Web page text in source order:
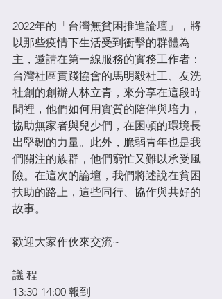
2022年的「台灣無貧困推進論壇」，將
以那些疫情下生活受到衝擊的群體為
主，邀請在第一線服務的實務工作者：
台灣社區實踐協會的馬明毅社工、友洗
社創的創辦人林立青，來分享在這段時
間裡，他們如何用實質的陪伴與培力，
協助無家者與兒少們，在困頓的環境長
出堅韌的力量。此外，脆弱青年也是我
們關注的族群，他們窮忙又難以承受風
險。在這次的論壇，我們將述說在貧困
扶助的路上，這些同行、協作與共好的
故事。
歡迎大家作伙來交流~
​議 程
13:30-14:00 報到